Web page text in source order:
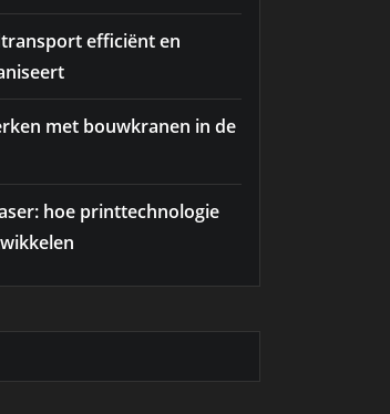
efficiënt en
met bouwkranen in de
hoe printtechnologie